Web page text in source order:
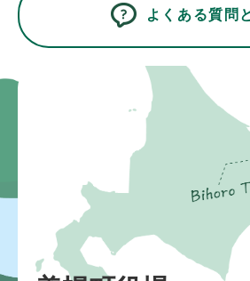
よくある質問